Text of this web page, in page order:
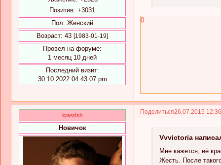
Позитив: +3031
Пол: Женский
Возраст: 43 [1983-01-19]
Провел на форуме:
1 месяц 10 дней
Последний визит:
30.10.2022 04:43:07 pm
0
Поделиться26.07.2015
krastish
Новичок
Vvvictoria
Мне кажется, её
Жесть. После